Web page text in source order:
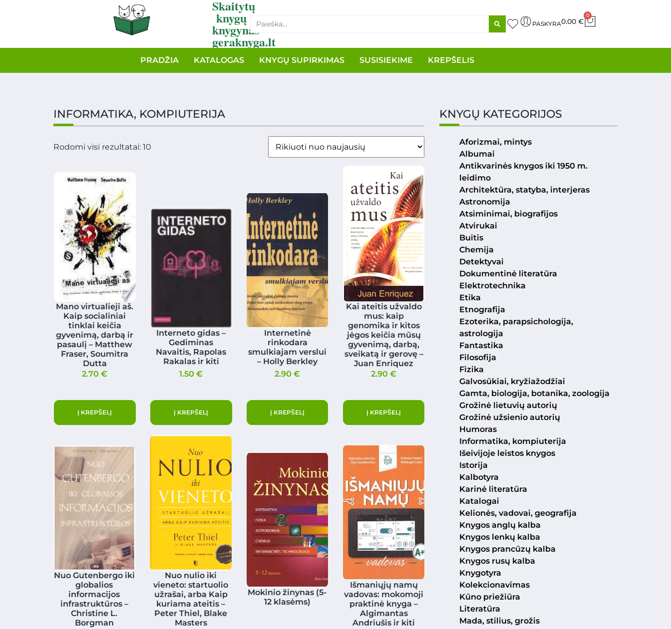
Skaitytų
knygų
knygynas
geraknyga.lt
PASKYRA0.00 €
0
PRADŽIA KATALOGAS KNYGŲ SUPIRKIMAS SUSISIEKIME KREPŠELIS
INFORMATIKA, KOMPIUTERIJA
Rodomi visi rezultatai: 10
Mano virtualieji aš.
Kaip socialiniai
tinklai keičia
gyvenimą, darbą ir
pasaulį – Matthew
Fraser, Soumitra
Dutta
2.70€
Į KREPŠELĮ
Interneto gidas –
Gediminas
Navaitis, Rapolas
Rakalas ir kiti
1.50€
Į KREPŠELĮ
Internetinė
rinkodara
smulkiajam verslui
– Holly Berkley
2.90€
Į KREPŠELĮ
Kai ateitis užvaldo
mus: kaip
genomika ir kitos
jėgos keičia mūsų
gyvenimą, darbą,
sveikatą ir gerovę –
Juan Enriquez
2.90€
Į KREPŠELĮ
Nuo Gutenbergo iki
globalios
informacijos
infrastruktūros –
Christine L.
Borgman
Nuo nulio iki
vieneto: startuolio
užrašai, arba Kaip
kuriama ateitis –
Peter Thiel, Blake
Masters
Mokinio žinynas (5-
12 klasėms)
Išmaniųjų namų
vadovas: mokomoji
praktinė knyga –
Algimantas
Andriušis ir kiti
KNYGŲ KATEGORIJOS
Aforizmai, mintys
Albumai
Antikvarinės knygos iki 1950 m.
leidimo
Architektūra, statyba, interjeras
Astronomija
Atsiminimai, biografijos
Atvirukai
Buitis
Chemija
Detektyvai
Dokumentinė literatūra
Elektrotechnika
Etika
Etnografija
Ezoterika, parapsichologija,
astrologija
Fantastika
Filosofija
Fizika
Galvosūkiai, kryžiažodžiai
Gamta, biologija, botanika, zoologija
Grožinė lietuvių autorių
Grožinė užsienio autorių
Humoras
Informatika, kompiuterija
Išeivijoje leistos knygos
Istorija
Kalbotyra
Karinė literatūra
Katalogai
Kelionės, vadovai, geografija
Knygos anglų kalba
Knygos lenkų kalba
Knygos prancūzų kalba
Knygos rusų kalba
Knygotyra
Kolekcionavimas
Kūno priežiūra
Literatūra
Mada, stilius, grožis